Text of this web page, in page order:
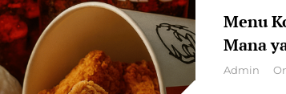
Menu
Mana
By
Admin